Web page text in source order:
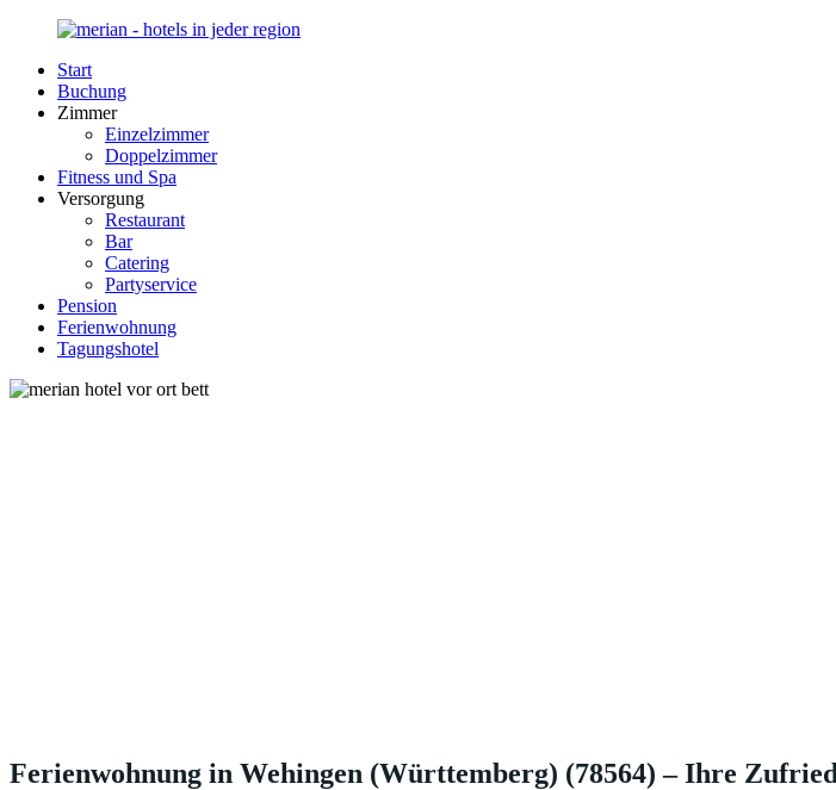
Zurück
Inhalt
Merian-
Hotel.de
Portal
Unterkunft
Deutschland
Start
Buchung
Zimmer
Einzelzimmer
Doppelzimmer
Fitness und Spa
Versorgung
Restaurant
Bar
Catering
Partyservice
Pension
Ferienwohnung
Tagungshotel
Ferienwohnung in Wehingen (Württemberg) (78564) – Ihre